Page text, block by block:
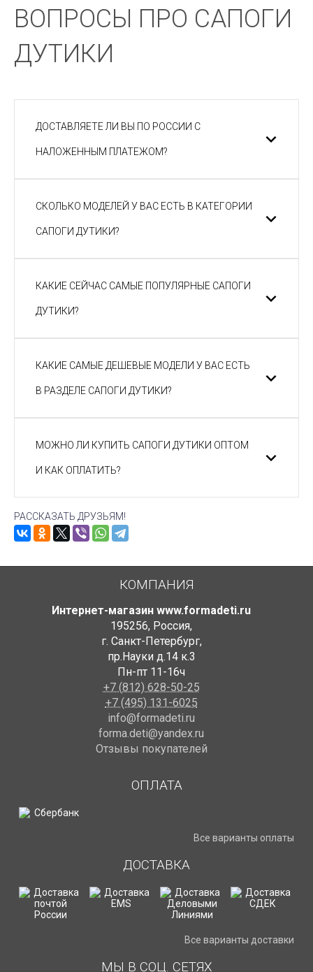
ВОПРОСЫ ПРО САПОГИ
ДУТИКИ
ДОСТАВЛЯЕТЕ ЛИ ВЫ ПО РОССИИ С
НАЛОЖЕННЫМ ПЛАТЕЖОМ?
СКОЛЬКО МОДЕЛЕЙ У ВАС ЕСТЬ В КАТЕГОРИИ
САПОГИ ДУТИКИ?
КАКИЕ СЕЙЧАС САМЫЕ ПОПУЛЯРНЫЕ САПОГИ
ДУТИКИ?
КАКИЕ САМЫЕ ДЕШЕВЫЕ МОДЕЛИ У ВАС ЕСТЬ
В РАЗДЕЛЕ САПОГИ ДУТИКИ?
МОЖНО ЛИ КУПИТЬ САПОГИ ДУТИКИ ОПТОМ
И КАК ОПЛАТИТЬ?
РАССКАЗАТЬ ДРУЗЬЯМ!
КОМПАНИЯ
Интернет-магазин www.formadeti.ru
195256, Россия,
г. Санкт-Петербург,
пр.Науки д.14 к.3
Пн-пт 11-16ч
+7 (812) 628-50-25
+7 (495) 131-6025
info@formadeti.ru
forma.deti@yandex.ru
Отзывы покупателей
ОПЛАТА
Все варианты оплаты
ДОСТАВКА
Все варианты доставки
МЫ В СОЦ. СЕТЯХ